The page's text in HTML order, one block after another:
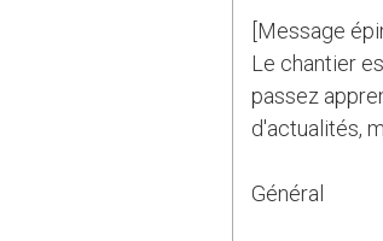
[Message
Le chantier
passez
d'actualités,
Général